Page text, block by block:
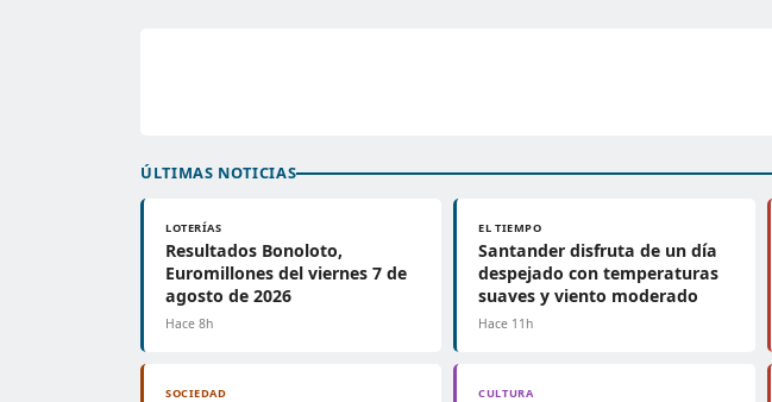
ÚLTIMAS NOTICIAS
LOTERÍAS
Resultados Bonoloto,
Euromillones del viernes 7 de
agosto de 2026
Hace 8h
EL TIEMPO
Santander disfruta de un día
despejado con temperaturas
suaves y viento moderado
Hace 11h
SOCIEDAD CULTURA